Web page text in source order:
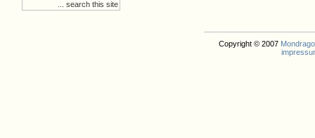
Copyright © 2007